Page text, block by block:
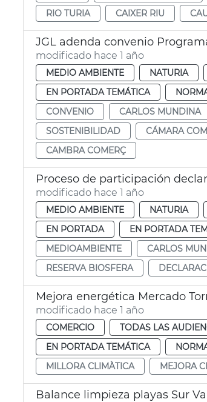
RIO TURIA
CAIXER RIU
JGL adenda convenio
modificado hace 1 año
MEDIO AMBIENTE NATURIA
EN PORTADA TEMÁTICA
CONVENIO
CARLOS MUNDINA
SOSTENIBILIDAD
CÁMARA
CAMBRA COMERÇ
Proceso de participación
modificado hace 1 año
MEDIO AMBIENTE NATURIA
EN PORTADA
EN PORTADA
MEDIOAMBIENTE
CARLOS
RESERVA BIOSFERA
Mejora energética Mercado
modificado hace 1 año
COMERCIO TODAS LAS
EN PORTADA TEMÁTICA
MILLORA CLIMÀTICA
MEJORA
Balance limpieza playas Sur